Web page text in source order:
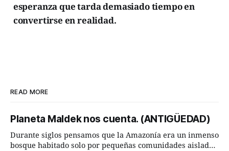
esperanza que tarda demasiado tiempo en
convertirse en realidad.
READ MORE
Planeta Maldek nos cuenta. (ANTIGÜEDAD)
Durante siglos pensamos que la Amazonía era un inmenso
bosque habitado solo por pequeñas comunidades aisladas.